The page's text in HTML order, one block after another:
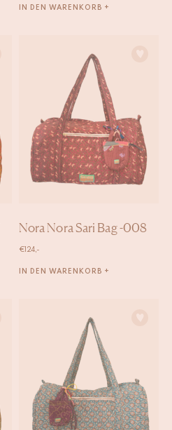
IN DEN WARENKORB +
Nora Nora Sari Bag -008
€ 124,-
IN DEN WARENKORB +